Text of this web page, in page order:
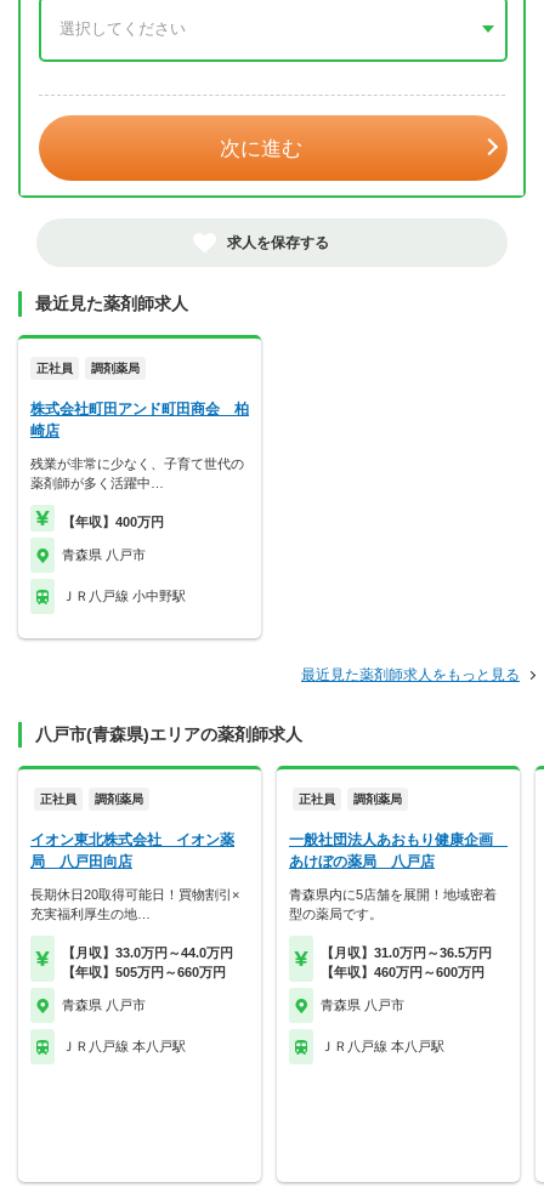
次に進む
求人を保存する
最近見た薬剤師求人
正社員 調剤薬局
株式会社町田アンド町田商会 柏
崎店
残業が非常に少なく、子育て世代の
薬剤師が多く活躍中…
【年収】400万円
青森県 八戸市
ＪＲ八戸線 小中野駅
最近見た薬剤師求人をもっと見る
八戸市(青森県)エリアの薬剤師求人
正社員 調剤薬局
イオン東北株式会社 イオン薬
局 八戸田向店
長期休日20取得可能日！買物割引×
充実福利厚生の地…
【月収】33.0万円～44.0万円
【年収】505万円～660万円
青森県 八戸市
ＪＲ八戸線 本八戸駅
正社員 調剤薬局
一般社団法人あおもり健康企画
あけぼの薬局 八戸店
青森県内に5店舗を展開！地域密着
型の薬局です。
【月収】31.0万円～36.5万円
【年収】460万円～600万円
青森県 八戸市
ＪＲ八戸線 本八戸駅